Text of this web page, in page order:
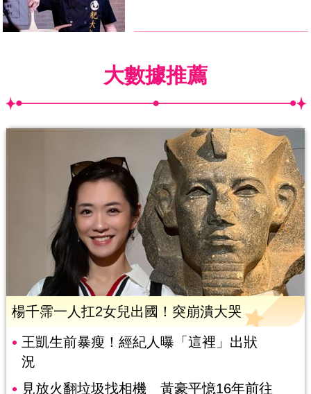
大數據推薦
楊千霈一人扛2女兒出國！突崩潰大哭
王凱生前暴瘦！經紀人曝「這裡」出狀
況
見放火翻垃圾找相機 黃豪平憶16年前往